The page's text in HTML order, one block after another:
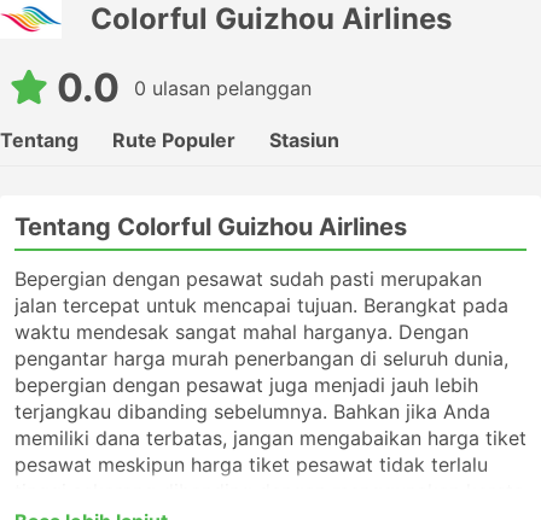
Colorful Guizhou Airlines
0.0 0 ulasan pelanggan
Tentang Rute Populer Stasiun
Tentang Colorful Guizhou Airlines
Bepergian dengan pesawat sudah pasti merupakan
jalan tercepat untuk mencapai tujuan. Berangkat pada
waktu mendesak sangat mahal harganya. Dengan
pengantar harga murah penerbangan di seluruh dunia,
bepergian dengan pesawat juga menjadi jauh lebih
terjangkau dibanding sebelumnya. Bahkan jika Anda
memiliki dana terbatas, jangan mengabaikan harga tiket
pesawat meskipun harga tiket pesawat tidak terlalu